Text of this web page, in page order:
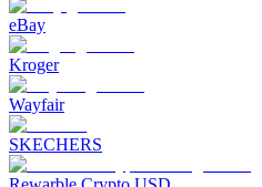
eBay
Kroger
Wayfair
SKECHERS